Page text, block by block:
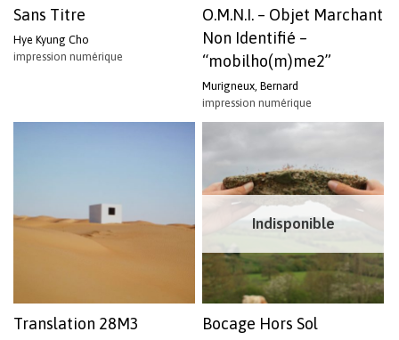
Sans Titre
Hye Kyung Cho
impression numérique
O.M.N.I. – Objet Marchant
Non Identifié –
“mobilho(m)me2”
Murigneux, Bernard
impression numérique
Translation 28M3
Indisponible
Bocage Hors Sol